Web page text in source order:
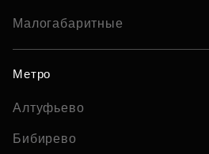
Малогабаритные
Метро
Алтуфьево
Бибирево